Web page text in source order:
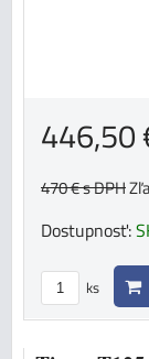
446,50
470 €s DPH
Dostupnosť:
ks